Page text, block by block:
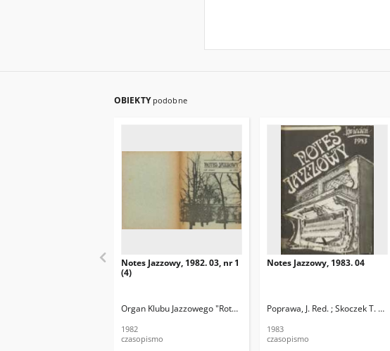
OBIEKTY podobne
Notes Jazzowy, 1982. 03, nr 1
(4)
Organ Klubu Jazzowego "Rotunda" Skoczek, T. Red.
1982
czasopismo
Notes Jazzowy, 1983. 04
Poprawa, J. Red. ; Skoczek T. Red.
1983
czasopismo